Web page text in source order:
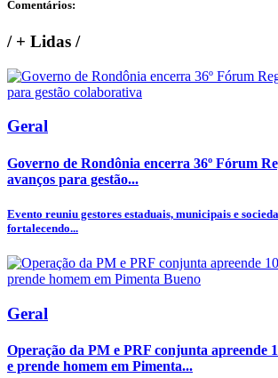
Comentários:
/+ Lidas /
Geral
Governo de Rondônia encerra 36º Fórum
avanços para gestão...
Evento reuniu gestores estaduais, municipais e
fortalecendo...
Geral
Operação da PM e PRF conjunta apreende
e prende homem em Pimenta...